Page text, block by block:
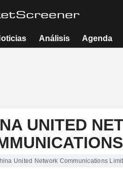
Análisis Agenda
UNITED
United Network Communications